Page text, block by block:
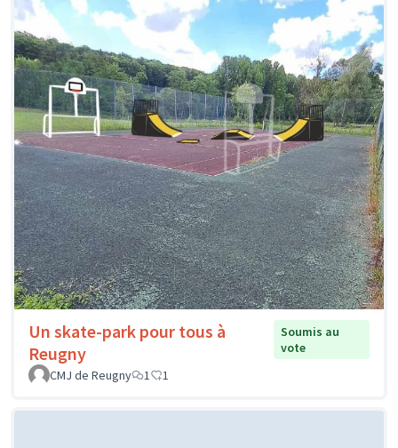
Un skate-park pour tous à
Reugny
Soumis au
vote
CMJ de Reugny
1 1